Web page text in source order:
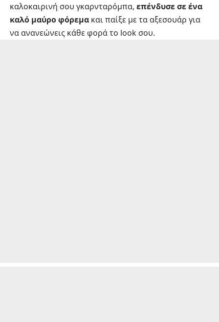
καλοκαιρινή σου γκαρνταρόμπα, επένδυσε σε ένα
καλό μαύρο φόρεμα και παίξε με τα αξεσουάρ για
να ανανεώνεις κάθε φορά το look σου.